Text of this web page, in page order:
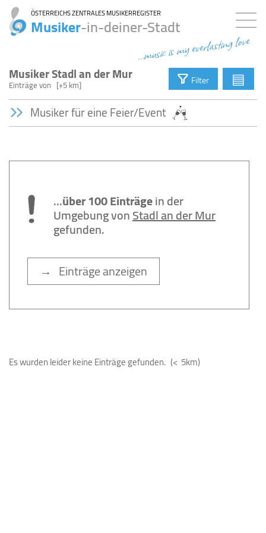
ÖSTERREICHS ZENTRALES MUSIKERREGISTER
Musiker-in-deiner-Stadt
...music is my everlasting love
Musiker Stadl an der Mur
Einträgevon [+5 km] Filter ▤
Musiker für eine Feier/Event
...über 100 Einträgein der
Umgebung vonStadl an der Mur
gefunden.
→ Einträge anzeigen
Es wurden leider keine Einträge gefunden. (< 5km)